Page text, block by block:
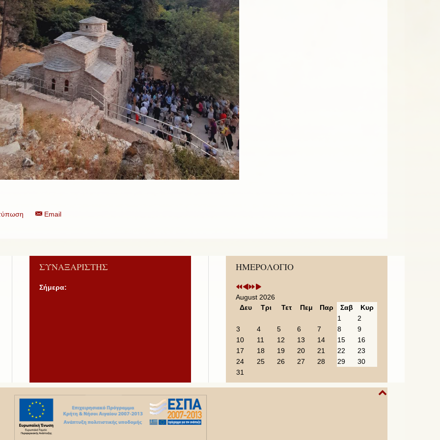
Email
ΣΥΝΑΞΑΡΙΣΤΗΣ
Σήμερα:
ΗΜΕΡΟΛΟΓΙΟ
Previous
Year
Previous
Month
Next
Year
Next
Month
August 2026
Δευ
Τρι Τετ Πεμ Παρ Σαβ
Κυρ
1
2
3
4 5 6 7 8
9
10
11 12 13 14 15
16
17
18 19 20 21 22
23
24
25 26 27 28 29
30
31